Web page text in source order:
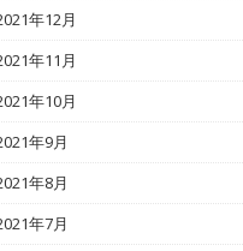
年12月
年11月
年10月
年9月
年8月
年7月